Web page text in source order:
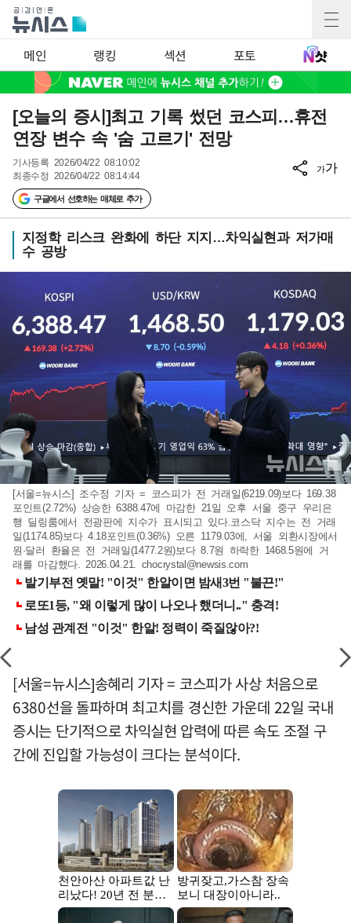
메인 랭킹 섹션 포토
[오늘의 증시]최고 기록 썼던 코스피…휴전
연장 변수 속 '숨 고르기' 전망
기사등록 2026/04/22 08:10:02
최종수정 2026/04/22 08:14:44
구글에서 선호하는 매체로 추가
가가
지정학 리스크 완화에 하단 지지…차익실현과 저가매
수 공방
[서울=뉴시스] 조수정 기자 = 코스피가 전 거래일(6219.09)보다 169.38
포인트(2.72%) 상승한 6388.47에 마감한 21일 오후 서울 중구 우리은
행 딜링룸에서 전광판에 지수가 표시되고 있다.코스닥 지수는 전 거래
일(1174.85)보다 4.18포인트(0.36%) 오른 1179.03에, 서울 외환시장에서
원·달러 환율은 전 거래일(1477.2원)보다 8.7원 하락한 1468.5원에 거
래를 마감했다. 2026.04.21. chocrystal@newsis.com
[서울=뉴시스]송혜리 기자 = 코스피가 사상 처음으로
6380선을 돌파하며 최고치를 경신한 가운데 22일 국내
증시는 단기적으로 차익실현 압력에 따른 속도 조절 구
간에 진입할 가능성이 크다는 분석이다.